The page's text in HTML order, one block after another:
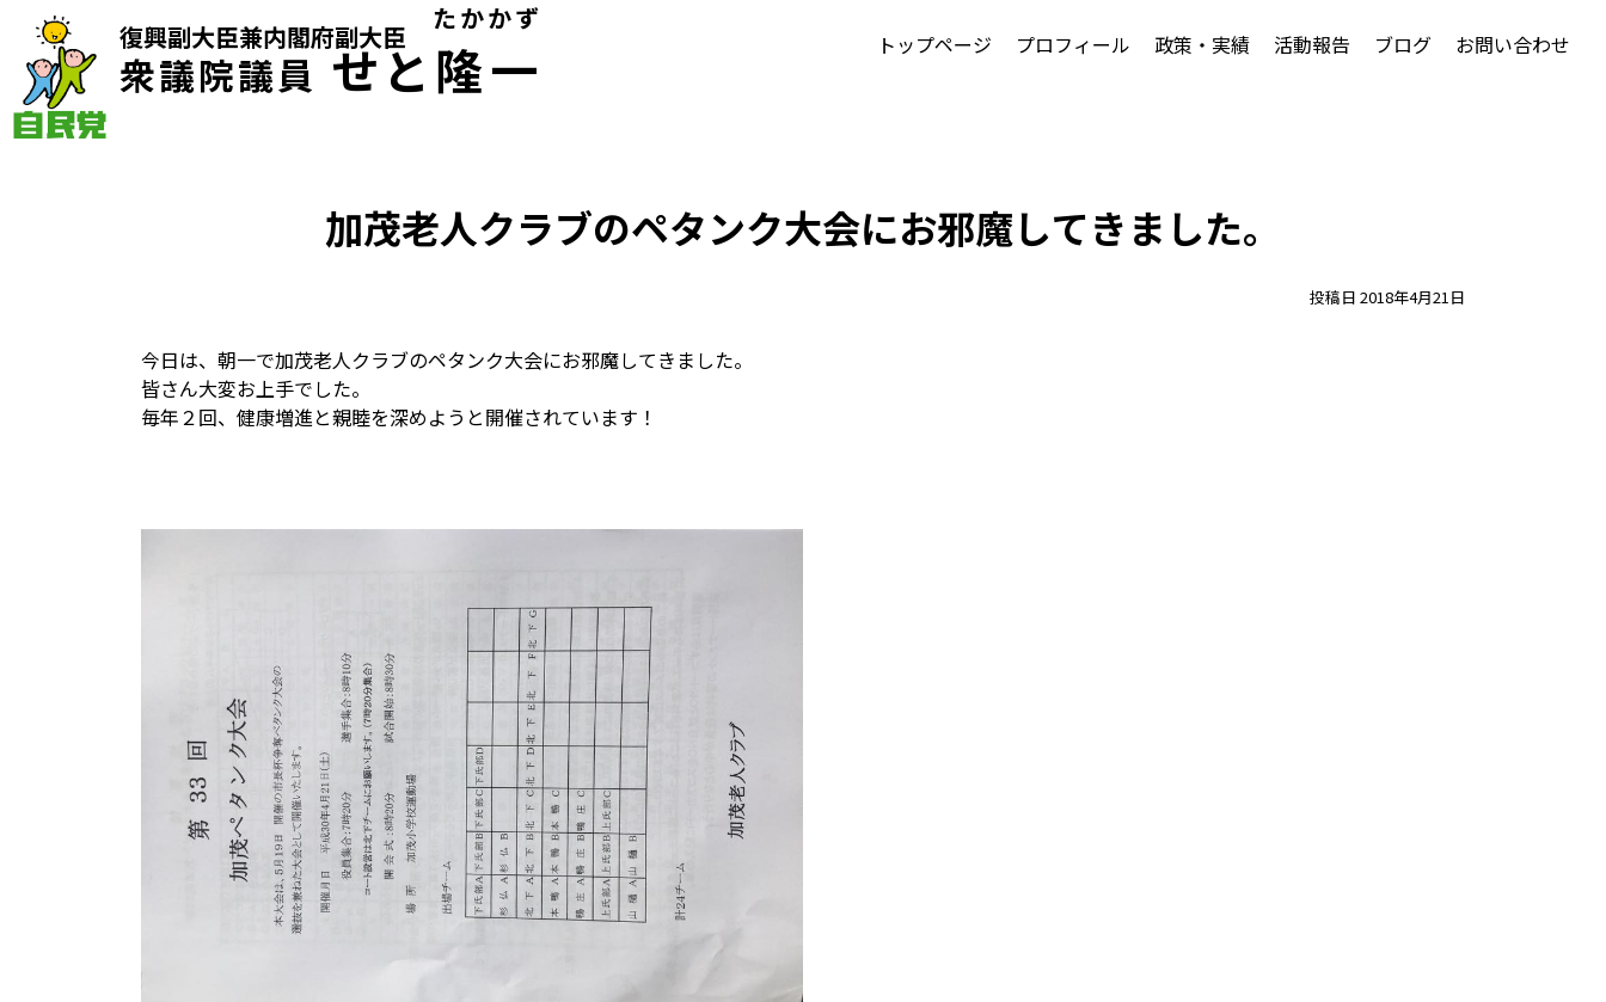
content
復興副大臣兼内閣府副大臣
衆議院議員せと 隆一
たかかず
トップページ プロフィール 政策・実績 活動報告 ブログ お問い合わせ
加茂老人クラブのペタンク大会にお邪魔してきました。
投稿日 2018年4月21日
今日は、朝一で加茂老人クラブのペタンク大会にお邪魔してきました。
皆さん大変お上手でした。
毎年２回、健康増進と親睦を深めようと開催されています！